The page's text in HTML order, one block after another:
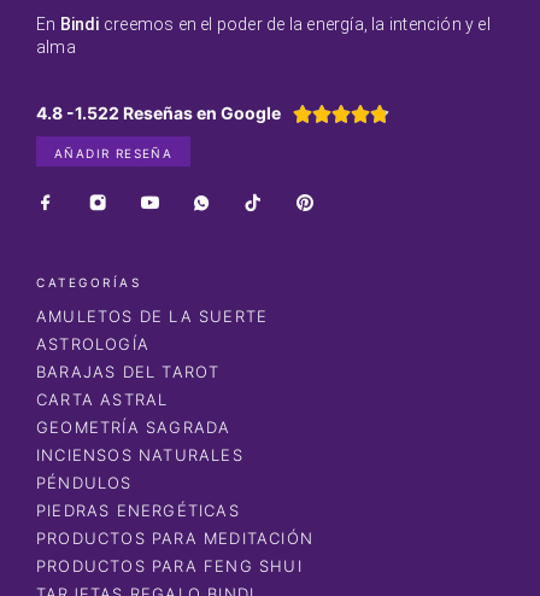
En Bindi creemos en el poder de la energía, la intención y el
alma
4.8 -1.522 Reseñas en Google 
AÑADIR RESEÑA
CATEGORÍAS
AMULETOS DE LA SUERTE
ASTROLOGÍA
BARAJAS DEL TAROT
CARTA ASTRAL
GEOMETRÍA SAGRADA
INCIENSOS NATURALES
PÉNDULOS
PIEDRAS ENERGÉTICAS
PRODUCTOS PARA MEDITACIÓN
PRODUCTOS PARA FENG SHUI